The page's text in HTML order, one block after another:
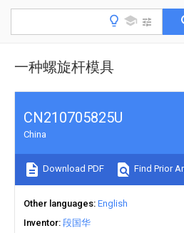
一种螺旋杆模具
CN210705825U
China
Download PDF Find Prior
Other languages English
Inventor 段国华